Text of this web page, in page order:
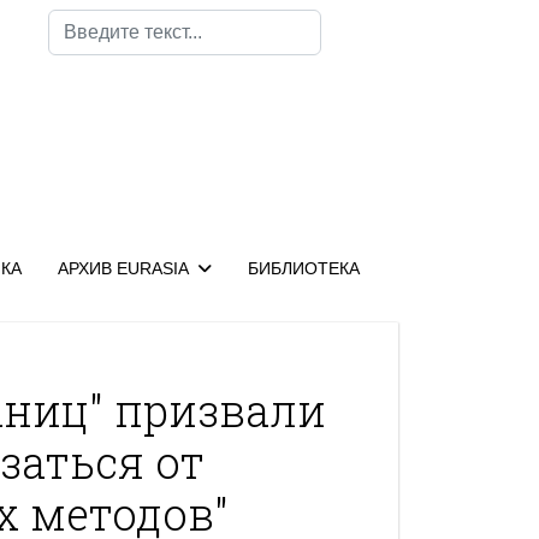
Поиск
АРХИВ EURASIA БИБЛИОТЕКА
призвали
от
методов"